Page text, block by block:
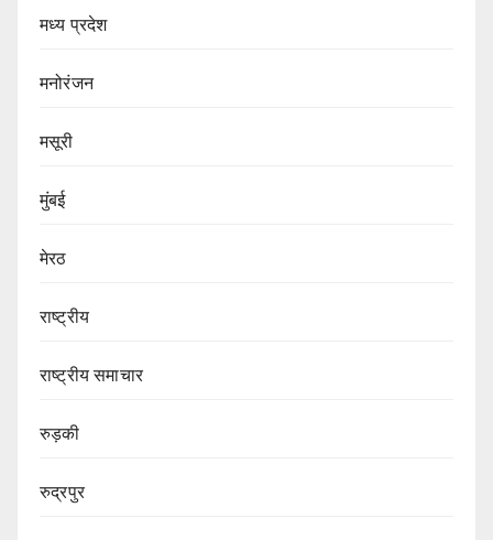
मध्य प्रदेश
मनोरंजन
मसूरी
मुंबई
मेरठ
राष्ट्रीय
राष्ट्रीय समाचार
रुड़की
रुद्रपुर